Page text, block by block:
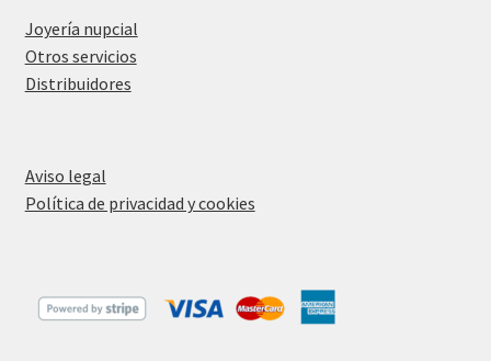
Joyería nupcial
Otros servicios
Distribuidores
Aviso legal
Política de privacidad y cookies